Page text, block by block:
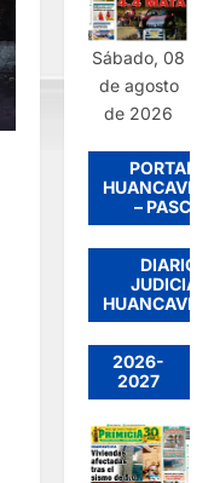
Sábado, 08
de agosto
de 2026
PORTADA
– PASCO
DIARIO
JUDICIAL
2026-
2027